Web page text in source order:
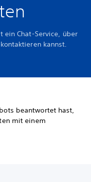
ein Chat-Service, über
kannst.
beantwortet hast,
mit einem